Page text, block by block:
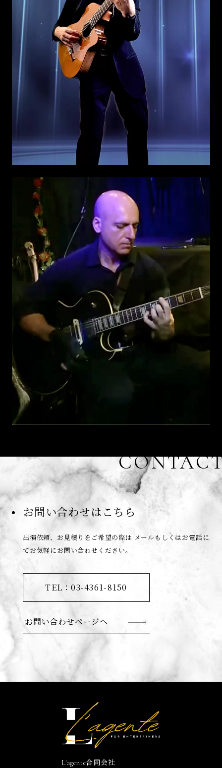
お問い合わせはこちら
出演依頼、お見積りをご希望の際は メールもしくはお電話に
てお気軽にお問い合わせください。
TEL：03-4361-8150
お問い合わせページへ
L'agente合同会社